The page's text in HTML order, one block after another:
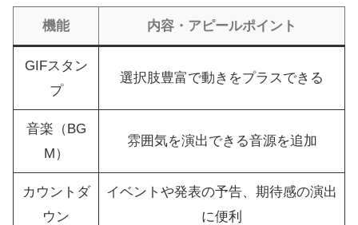
機能 内容・アピールポイント
GIFスタン
プ
選択肢豊富で動きをプラスできる
音楽（BG
M）
雰囲気を演出できる音源を追加
カウントダ
ウン
イベントや発表の予告、期待感の演出
に便利